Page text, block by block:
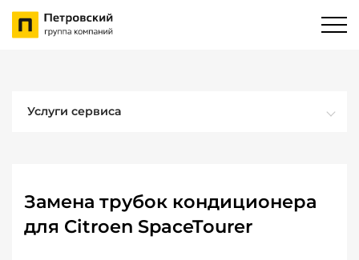
Услуги сервиса
Замена трубок кондиционера
для Citroen SpaceTourer